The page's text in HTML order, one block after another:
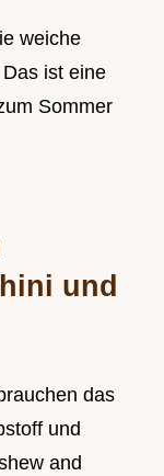
weiche
ist eine
Sommer
und
das
und
and